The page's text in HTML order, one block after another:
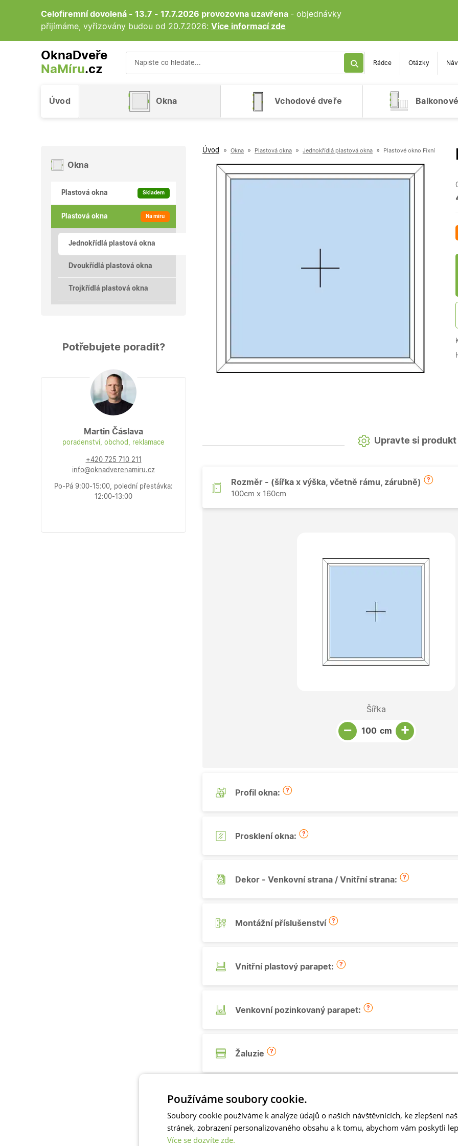
Celofiremní dovolená - 13.7 - 17.7.2026 provozovna uzavřena - objednávky
přijímáme, vyřizovány budou od 20.7.2026: Více informací zde
OknaDveře
NaMíru.cz
Rádce Otázky
Úvod Okna Vchodové dveře
Úvod » Okna » Plastová okna » Jednokřídlá plastová okna » Plastové okno Fixní
Upravte si produkt
Rozměr - (šířka x výška, včetně rámu, zárubně)
100cm x 160cm
Šířka
−
Snížit množství
Počet kusů
cm +
Zvýšit množství
Profil okna:
Prosklení okna:
Dekor - Venkovní strana / Vnitřní strana:
Montážní příslušenství
Vnitřní plastový parapet:
Venkovní pozinkovaný parapet:
Žaluzie
Záloha na zakázkové zboží:
Okna
Plastová okna Skladem
Plastová okna Na míru
Jednokřídlá plastová okna
Dvoukřídlá plastová okna
Trojkřídlá plastová okna
Potřebujete poradit?
Martin Čáslava
poradenství, obchod, reklamace
+420 725 710 211
info@oknadverenamiru.cz
Po-Pá 9:00-15:00, polední přestávka:
12:00-13:00
Používáme soubory cookie.
Soubory cookie používáme k analýze údajů o našich návštěvnících, ke zlepšení
stránek, zobrazení personalizovaného obsahu a k tomu, abychom vám poskytli
Více se dozvíte zde.